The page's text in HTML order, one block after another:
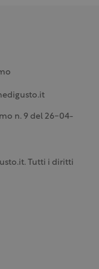
n. 9 del 26-04-
Tutti i diritti